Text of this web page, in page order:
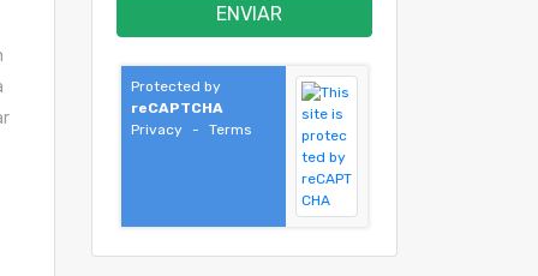
ENVIAR
Protected by
reCAPTCHA
Privacy
- Terms